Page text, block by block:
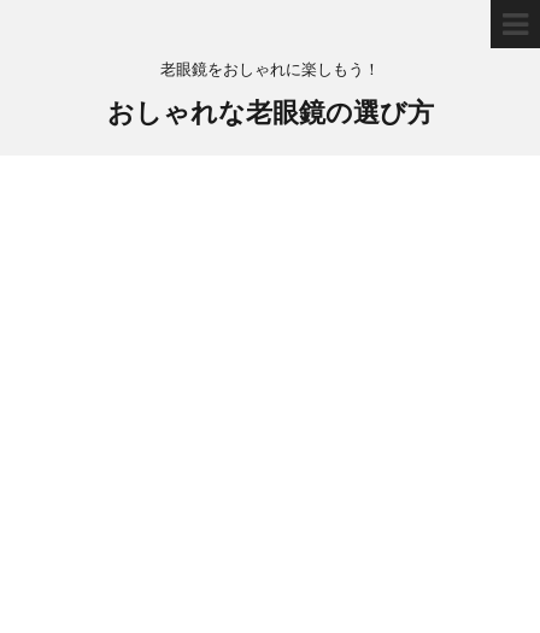
老眼鏡をおしゃれに楽しもう！
おしゃれな老眼鏡の選び方